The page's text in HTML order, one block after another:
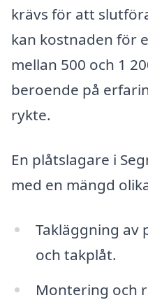
krävs för att
kan kostnaden för
mellan 500 och 1
beroende på
rykte.
En plåtslagare i
med en mängd
Takläggning av
och takplåt.
Montering och